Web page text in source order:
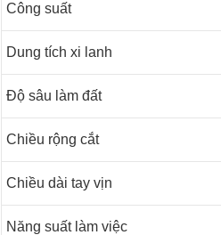
Công suất
Dung tích xi lanh
Độ sâu làm đất
Chiều rộng cắt
Chiều dài tay vịn
Năng suất làm việc